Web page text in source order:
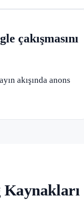
çakışmasını
akışında anons